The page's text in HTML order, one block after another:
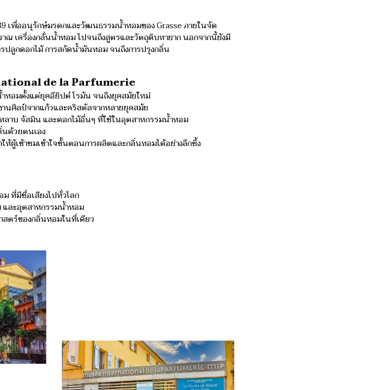
เพื่ออนุรักษ์มรดกและวัฒนธรรมน้ำหอมของ Grasse ภายในจัด
ณ เครื่องกลั่นน้ำหอม ไปจนถึงสูตรและวัตถุดิบหายาก นอกจากนี้ยังมี
ลูกดอกไม้ การสกัดน้ำมันหอม จนถึงการปรุงกลิ่น
de la Parfumerie
ำหอมตั้งแต่ยุคอียิปต์ โรมัน จนถึงยุคสมัยใหม่
นศิลป์จากแก้วและคริสตัลจากหลายยุคสมัย
าบ จัสมิน และดอกไม้อื่นๆ ที่ใช้ในอุตสาหกรรมน้ำหอม
ด้วยตนเอง
ผู้เข้าชมเข้าใจขั้นตอนการผลิตและกลิ่นหอมได้อย่างลึกซึ้ง
ที่มีชื่อเสียงไปทั่วโลก
และอุตสาหกรรมน้ำหอม
สตร์ของกลิ่นหอมในที่เดียว